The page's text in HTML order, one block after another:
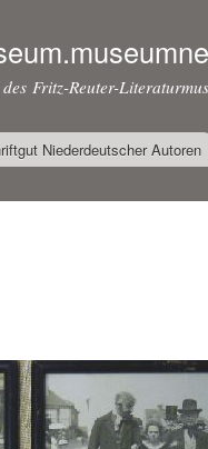
Fritz-Reuter-
Niederdeutscher Autoren